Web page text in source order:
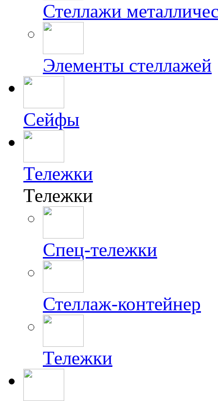
Стеллажи
Элементы стеллажей
Сейфы
Тележки
Тележки
Спец-тележки
Стеллаж-контейнер
Тележки